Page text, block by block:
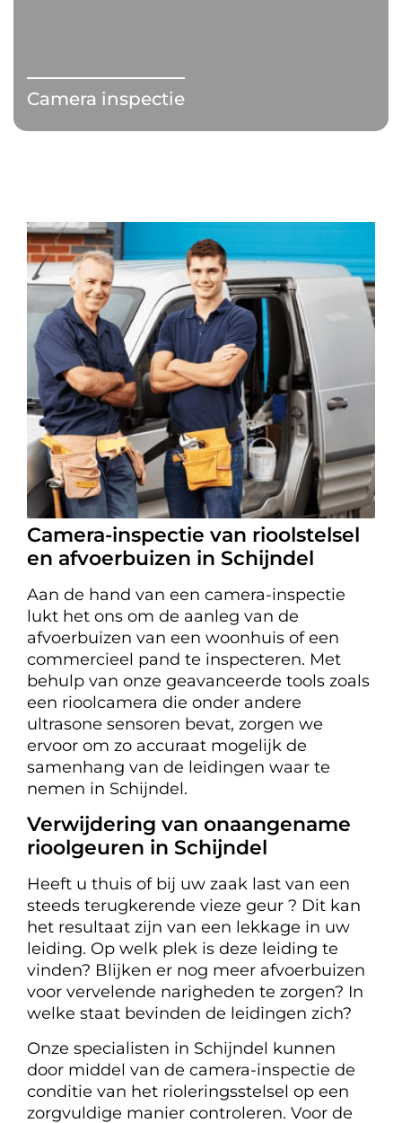
Camera inspectie
Camera-inspectie van rioolstelsel
en afvoerbuizen in Schijndel
Aan de hand van een camera-inspectie
lukt het ons om de aanleg van de
afvoerbuizen van een woonhuis of een
commercieel pand te inspecteren. Met
behulp van onze geavanceerde tools zoals
een rioolcamera die onder andere
ultrasone sensoren bevat, zorgen we
ervoor om zo accuraat mogelijk de
samenhang van de leidingen waar te
nemen in Schijndel.
Verwijdering van onaangename
rioolgeuren in Schijndel
Heeft u thuis of bij uw zaak last van een
steeds terugkerende vieze geur ? Dit kan
het resultaat zijn van een lekkage in uw
leiding. Op welk plek is deze leiding te
vinden? Blijken er nog meer afvoerbuizen
voor vervelende narigheden te zorgen? In
welke staat bevinden de leidingen zich?
Onze specialisten in Schijndel kunnen
door middel van de camera-inspectie de
conditie van het rioleringsstelsel op een
zorgvuldige manier controleren. Voor de